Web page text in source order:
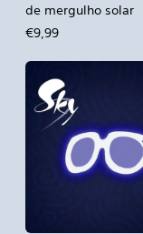
de mergulho solar
€9,99